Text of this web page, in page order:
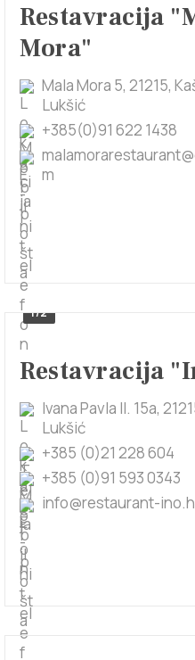
Restavracija
Mora"
Mala Mora 5, 21215,
Lukšić
+385(0)91 622 1438
m
1/2
Restavracija
Ivana Pavla II. 15a,
Lukšić
+385 (0)21 228 604
+385 (0)91 593 0343
info@restaurant-